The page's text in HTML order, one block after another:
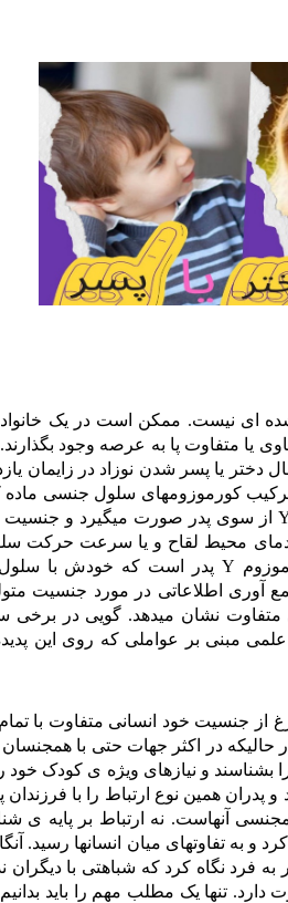
ای نیست. ممکن است در یک
یا متفاوت پا به عرصه وجود
ترکیب کورموزومهای سلول جنسی
از سوی پدر صورت میگیرد و
دمای محیط لقاح و یا سرعت حرکت
Y پدر است که خودش با سلول
آوری اطلاعاتی در مورد جنسیت
متفاوت نشان میدهد. گویی در برخی
مبنی بر عواملی که روی این
از جنسیت خود انسانی متفاوت با
در اکثر جهات حتی با
بشناسند و نیازهای ویژه ی کودک خود
همین نوع ارتباط را با فرزندان
آنهاست. نه ارتباط بر پایه ی
و به تفاوتهای میان انسانها رسید.
فرد نگاه کرد که شباهتی با دیگران
تنها یک مطلب مهم را باید